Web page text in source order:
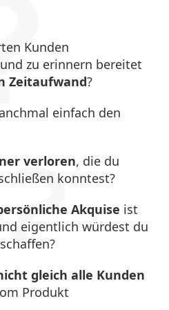
Kunden
zu erinnern bereitet
Zeitaufwand?
einfach den
verloren, die du
konntest?
Akquise ist
eigentlich würdest du
gleich alle Kunden
Produkt